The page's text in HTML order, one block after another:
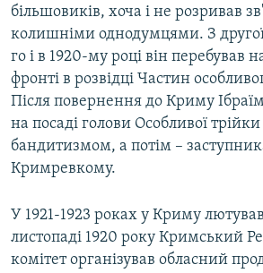
більшовиків, хоча і не розривав
колишніми однодумцями. З
го і в 1920-му році він перебував
фронті в розвідці Частин
Після повернення до Криму
на посаді голови Особливої
бандитизмом, а потім –
Кримревкому.
У 1921-1923 роках у Криму
листопаді 1920 року Кримський
комітет організував обласний